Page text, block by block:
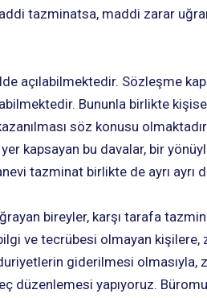
tazminatsa, maddi zarar
açılabilmektedir. Sözleşme
Bununla birlikte
söz konusu
kapsayan bu davalar, bir
tazminat birlikte de ayrı ayrı
bireyler, karşı tarafa
bilgi ve tecrübesi olmayan
giderilmesi olmasıyla,
düzenlemesi yapıyoruz.